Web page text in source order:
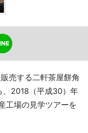
売する二軒茶屋餅角
、2018（平成30）年
工場の見学ツアーを